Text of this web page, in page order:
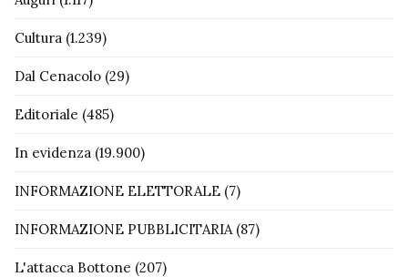
Cultura (1.239)
Dal Cenacolo (29)
Editoriale (485)
In evidenza (19.900)
INFORMAZIONE ELETTORALE (7)
INFORMAZIONE PUBBLICITARIA(87)
L'attacca Bottone (207)